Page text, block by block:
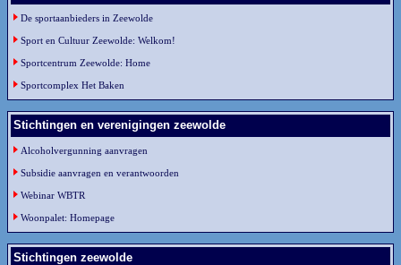
De sportaanbieders in Zeewolde
Sport en Cultuur Zeewolde: Welkom!
Sportcentrum Zeewolde: Home
Sportcomplex Het Baken
Stichtingen en verenigingen zeewolde
Alcoholvergunning aanvragen
Subsidie aanvragen en verantwoorden
Webinar WBTR
Woonpalet: Homepage
Stichtingen zeewolde